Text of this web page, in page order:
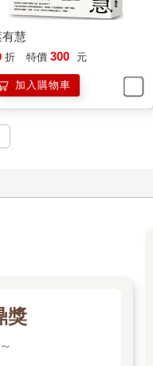
有慧
折 特價 300 元
加入購物車
獎